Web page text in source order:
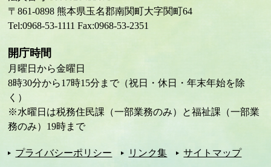
〒861-0898 熊本県玉名郡南関町大字関町64
Tel:0968-53-1111 Fax:0968-53-2351
開庁時間
月曜日から金曜日
8時30分から17時15分まで（祝日・休日・年末年始を除
く）
※水曜日は税務住民課（一部業務のみ）と福祉課（一部業
務のみ）19時まで
プライバシーポリシー リンク集
サイトマップ